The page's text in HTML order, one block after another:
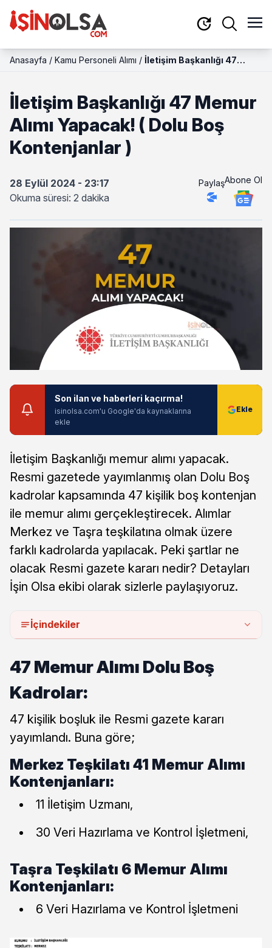
Anasayfa / Kamu Personeli Alımı / İletişim Başkanlığı 47
İletişim Başkanlığı 47 Memur
Alımı Yapacak! ( Dolu Boş
Kontenjanlar )
28 Eylül 2024 - 23:17
Okuma süresi: 2 dakika
PaylaşAbone Ol
Son ilan ve haberleri kaçırma!
isinolsa.com'u Google'da kaynaklarına
ekle
İletişim Başkanlığı memur alımı yapacak.
Resmi gazetede yayımlanmış olan Dolu Boş
kadrolar kapsamında 47 kişilik boş kontenjan
ile memur alımı gerçekleştirecek. Alımlar
Merkez ve Taşra teşkilatına olmak üzere
farklı kadrolarda yapılacak. Peki şartlar ne
olacak Resmi gazete kararı nedir? Detayları
İşin Olsa ekibi olarak sizlerle paylaşıyoruz.
İçindekiler
47 Memur Alımı Dolu Boş
Kadrolar:
47 kişilik boşluk ile Resmi gazete kararı
yayımlandı. Buna göre;
Merkez Teşkilatı 41 Memur Alımı
Kontenjanları:
11 İletişim Uzmanı,
30 Veri Hazırlama ve Kontrol İşletmeni,
Taşra Teşkilatı 6 Memur Alımı
Kontenjanları:
6 Veri Hazırlama ve Kontrol İşletmeni